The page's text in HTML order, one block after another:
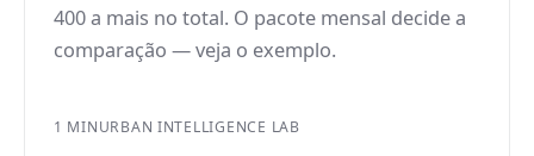
400 a mais no total. O pacote mensal decide a
comparação — veja o exemplo.
1 MINURBAN INTELLIGENCE LAB